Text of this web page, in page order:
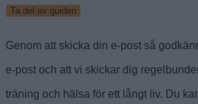
Ta del av guiden
Genom att skicka din e-post så
e-post och att vi skickar dig
träning och hälsa för ett långt liv. Du